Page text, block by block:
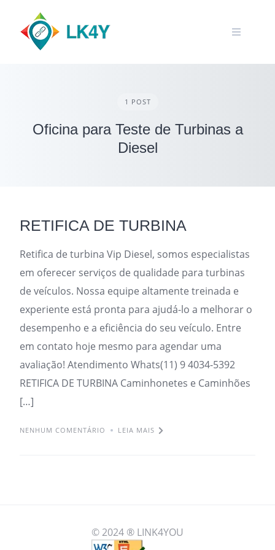
content
1 POST
Oficina para Teste de Turbinas a
Diesel
RETIFICA DE TURBINA
Retifica de turbina Vip Diesel, somos especialistas
em oferecer serviços de qualidade para turbinas
de veículos. Nossa equipe altamente treinada e
experiente está pronta para ajudá-lo a melhorar o
desempenho e a eficiência do seu veículo. Entre
em contato hoje mesmo para agendar uma
avaliação! Atendimento Whats(11) 9 4034-5392
RETIFICA DE TURBINA Caminhonetes e Caminhões
[…]
NENHUM COMENTÁRIO LEIA MAIS
© 2024 ® LINK4YOU